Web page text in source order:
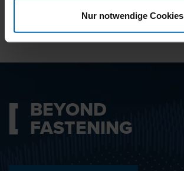
Nur notwendige Cookies
BEYOND
FASTENING